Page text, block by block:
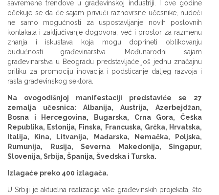
savremene trendove u građevinskoj industriji. I ove godine
očekuje se da će sajam privući raznovrsne učesnike, nudeći
ne samo mogućnosti za uspostavljanje novih poslovnih
kontakata i zaključivanje dogovora, već i prostor za razmenu
znanja i iskustava koja mogu doprineti oblikovanju
budućnosti građevinarstva. Međunarodni sajam
građevinarstva u Beogradu predstavljaće još jednu značajnu
priliku za promociju inovacija i podsticanje daljeg razvoja i
rasta građevinskog sektora.
Na ovogodišnjoj manifestaciji predstaviće se 27
zemalja učesnica: Albanija, Austrija, Azerbejdžan,
Bosna i Hercegovina, Bugarska, Crna Gora, Češka
Republika, Estonija, Finska, Francuska, Grčka, Hrvatska,
Italija, Kina, Litvanija, Mađarska, Nemačka, Poljska,
Rumunija, Rusija, Severna Makedonija, Singapur,
Slovenija, Srbija, Španija, Švedska i Turska.
Izlagaće preko 400 izlagača.
U Srbiji je aktuelna realizacija više građevinskih projekata, što